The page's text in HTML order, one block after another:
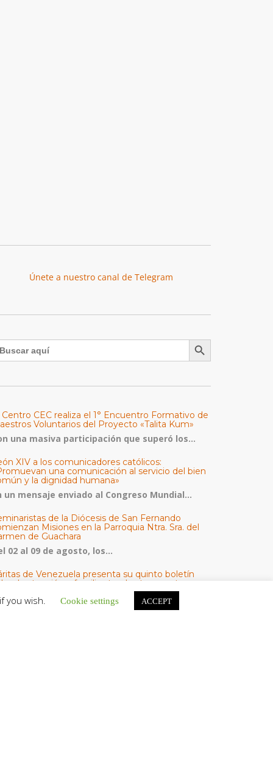
Únete a nuestro canal de Telegram
Botón de búsqueda
Centro CEC realiza el 1° Encuentro Formativo de
Voluntarios del Proyecto «Talita Kum»
una masiva participación que superó los...
XIV a los comunicadores católicos:
una comunicación al servicio del bien
y la dignidad humana»
un mensaje enviado al Congreso Mundial...
de la Diócesis de San Fernando
Misiones en la Parroquia Ntra. Sra. del
de Guachara
02 al 09 de agosto, los...
de Venezuela presenta su quinto boletín
la atención a familias tras los terremotos
de Venezuela publicó este martes 4...
you wish. Cookie settings ACCEPT